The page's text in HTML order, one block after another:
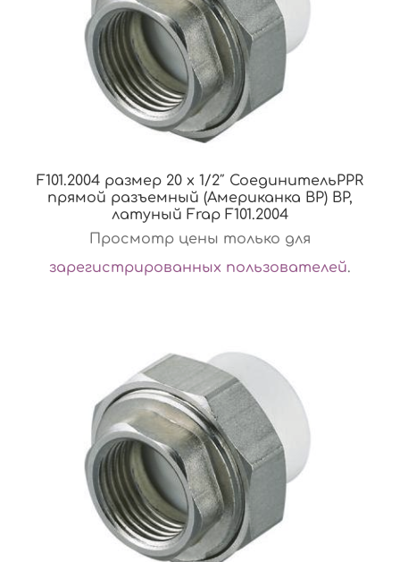
F101.2004 размер 20 x 1/2″ СоединительPPR
прямой разъемный (Американка ВР) ВР,
латуный Frap F101.2004
Просмотр цены только для
зарегистрированных пользователей.